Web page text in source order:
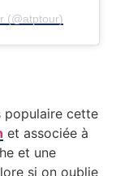
(@atptour)
populaire cette
et associée à
et une
si on oublie